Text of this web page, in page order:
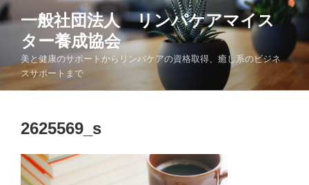
コ
ン
へ
一般社団法人 リンパケアマイス
ター養成協会
美と健康のサポートからリンパケアの資格取得、癒し系のビジネ
スサポートまで
2625569_s